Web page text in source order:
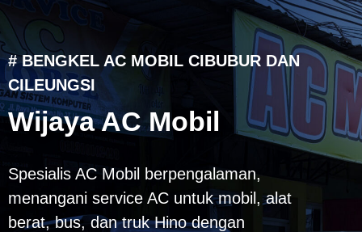
# BENGKEL AC MOBIL CIBUBUR DAN
CILEUNGSI
Wijaya AC Mobil
Spesialis AC Mobil berpengalaman,
menangani service AC untuk mobil, alat
berat, bus, dan truk Hino dengan